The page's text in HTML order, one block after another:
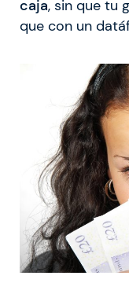
caja, sin que tu
que con un